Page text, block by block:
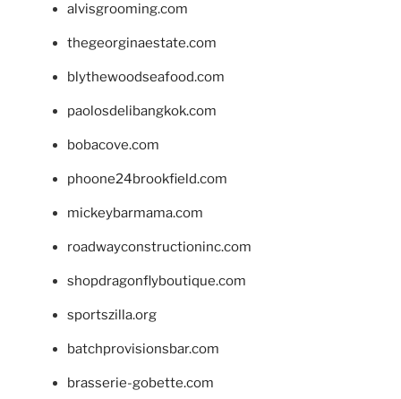
alvisgrooming.com
thegeorginaestate.com
blythewoodseafood.com
paolosdelibangkok.com
bobacove.com
phoone24brookfield.com
mickeybarmama.com
roadwayconstructioninc.com
shopdragonflyboutique.com
sportszilla.org
batchprovisionsbar.com
brasserie-gobette.com